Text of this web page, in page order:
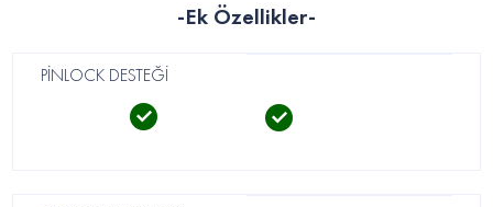
-Ek Özellikler-
PİNLOCK DESTEĞİ